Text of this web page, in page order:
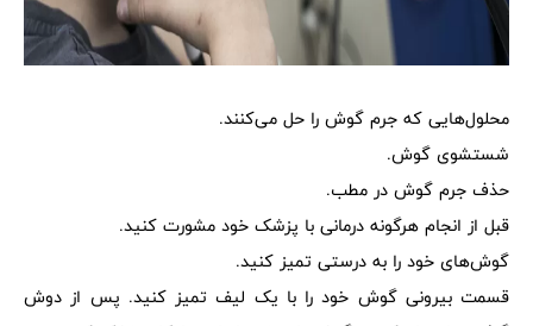
محلول‌هایی که جرم گوش را حل می‌کنند.
شستشوی گوش.
حذف جرم گوش در مطب.
قبل از انجام هرگونه درمانی با پزشک خود مشورت کنید.
گوش‌های خود را به درستی تمیز کنید.
قسمت بیرونی گوش خود را با یک لیف تمیز کنید. پس از دوش